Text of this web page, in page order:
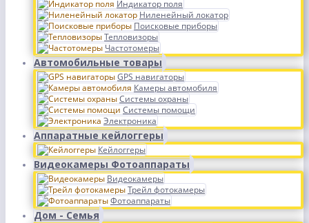
Индикатор поля
Ниленейный локатор
Поисковые приборы
Тепловизоры
Частотомеры
Автомобильные товары
GPS навигаторы
Камеры автомобиля
Системы охраны
Системы помощи
Электроника
Аппаратные кейлоггеры
Кейлоггеры
Видеокамеры Фотоаппараты
Видеокамеры
Трейл фотокамеры
Фотоаппараты
Дом - Семья